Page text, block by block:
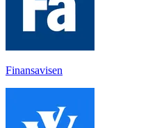
Finansavisen